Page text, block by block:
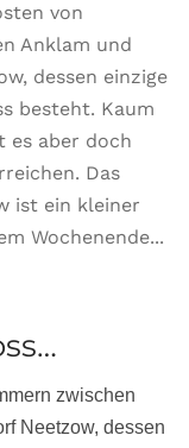
von
Anklam und
dessen einzige
besteht. Kaum
es aber doch
Das
ist ein kleiner
Wochenende...
zwischen
Neetzow, dessen